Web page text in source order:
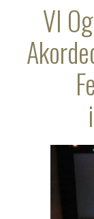
VI